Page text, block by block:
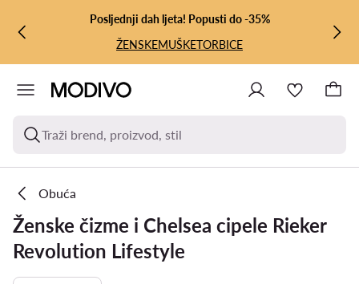
PRIJEĐI NA GLAVNI SADRŽAJ
PRIJEĐI NA PRETRAŽIVANJE
Posljednji dah ljeta! Popusti do -35%
ŽENSKEMUŠKETORBICE
Traži brend, proizvod, stil
Obuća
Ženske čizme i Chelsea cipele Rieker
Revolution Lifestyle